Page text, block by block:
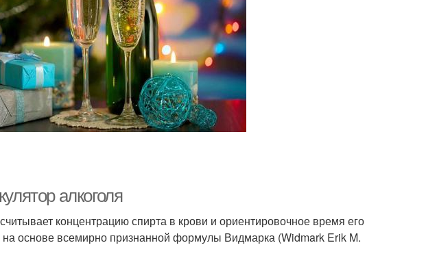
алкоголя
концентрацию спирта в крови и ориентировочное время его
основе всемирно признанной формулы Видмарка (Widmark Erik M.